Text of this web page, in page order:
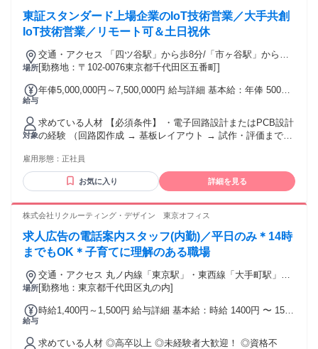
東証スタンダード上場企業のIoT技術営業／大手共創
IoT技術営業／リモート可＆土日祝休
場所
交通・アクセス 「四ツ谷駅」から歩8分/「市ヶ谷駅」から歩8
分
[勤務地：〒102-0076東京都千代田区五番町]
給与
年俸5,000,000円～7,500,000円 給与詳細 基本給：年俸 500万
支払われる通勤・皆勤・家族手当金額：あり 全員に一律で支
払われるその他手当金額：あり 【決算賞与：年1回】 業績に
応じて、月給の1～2ヶ月分相当が支給されます。 【昇給】 年
1回 【賞与】 年1回 【一律手当】 ・特別手当／計2.5ヶ月分
・資格手当 ・深夜手当 【変動手当】 ・家族手当 ・業績手当
・出張手当 試用・研修期間：3ヶ月 試用・研修期間の条件：
本採用と同じ
対象
求めている人材 【必須条件】 ・電子回路設計またはPCB設計
の経験 （回路図作成 → 基板レイアウト → 試作・評価まで一
Altium Designer / CR-8000 いずれか） ・電子機器・組み込み
／ハードウェアの実装経験 （回路・基板・ファームウェア・
センサーのいずれかで、自分の手で動かした経験） ・単独で
トナーと信頼関係を築ける対人姿勢 【歓迎条件】 ・センサー
業・FAE・アプリケーションエンジニア・PoC伴走の経験 ・
製造業・建築設備・インフラ等、特定業界の現場や課題への
ロダクトマネジメント（PdM）を志向する意欲 【求める人物
像】 ・「作る」と「売る／伝える」の間に立つことを面白が
に進められる人 ・顧客の課題を構造化し、解決策を提案とし
品化→量産）に関心がある人
雇用形態： 正社員
お気に入り 詳細を見る
株式会社リクルーティング・デザイン 東京オフィス
求人広告の電話案内スタッフ(内勤)／平日のみ＊14時
までもOK＊子育てに理解のある職場
場所
交通・アクセス 丸ノ内線「東京駅」・東西線「大手町駅」直
結
[勤務地：東京都千代田区丸の内]
給与
時給1,400円～1,500円 給与詳細 基本給：時給 1400円 〜 1500
求めている人材 ◎高卒以上 ◎未経験者大歓迎！ ◎資格不